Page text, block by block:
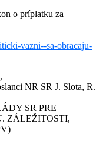
o príplatku za
vazni--sa-obracaju-
NR SR J. Slota, R.
SR PRE
ZÁLEŽITOSTI,